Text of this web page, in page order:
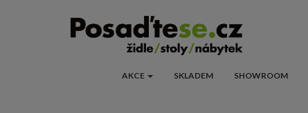
AKCE SKLADEM SHOWROOM